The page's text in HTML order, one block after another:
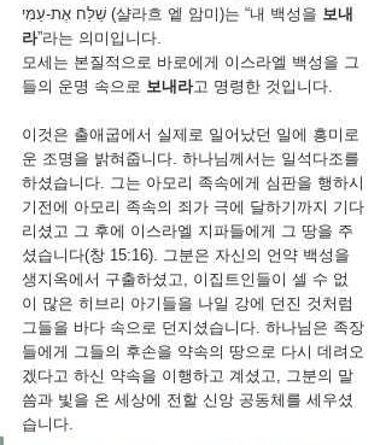
שַׁלַּח אֶת-עַמִּי (샬라흐 엩 암미)는 “내 백성을 보내
라”라는 의미입니다.
모세는 본질적으로 바로에게 이스라엘 백성을 그
들의 운명 속으로 보내라고 명령한 것입니다.
이것은 출애굽에서 실제로 일어났던 일에 흥미로
운 조명을 밝혀줍니다. 하나님께서는 일석다조를
하셨습니다. 그는 아모리 족속에게 심판을 행하시
기전에 아모리 족속의 죄가 극에 달하기까지 기다
리셨고 그 후에 이스라엘 지파들에게 그 땅을 주
셨습니다(창 15:16). 그분은 자신의 언약 백성을
생지옥에서 구출하셨고, 이집트인들이 셀 수 없
이 많은 히브리 아기들을 나일 강에 던진 것처럼
그들을 바다 속으로 던지셨습니다. 하나님은 족장
들에게 그들의 후손을 약속의 땅으로 다시 데려오
겠다고 하신 약속을 이행하고 계셨고, 그분의 말
씀과 빛을 온 세상에 전할 신앙 공동체를 세우셨
습니다.